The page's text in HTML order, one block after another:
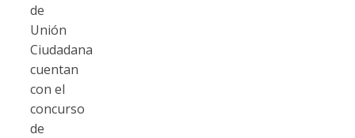
de
Unión
Ciudadana
cuentan
con el
concurso
de